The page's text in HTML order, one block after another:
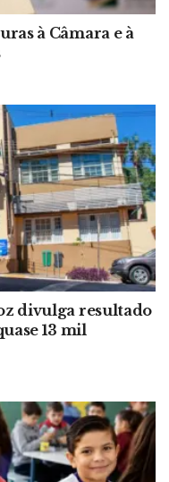
à Câmara e à
divulga resultado
13 mil